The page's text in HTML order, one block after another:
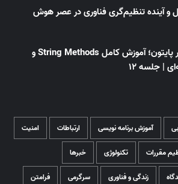
و آینده تنظیم‌گری فناوری در عصر هوش
متدهای رشته در پایتون؛ آموزش کامل String Methods و
| جلسه ۱۲
آموزش برنامه نویسی ارتباطات امنیت
مقررات تکنولوژی خبرها
زندگی و فناوری سرگرمی فرامتن